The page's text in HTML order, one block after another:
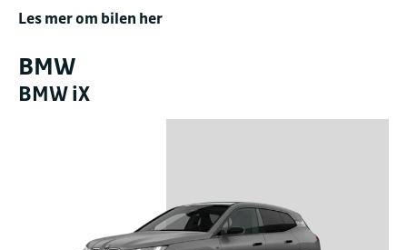
Les mer om bilen her
BMW
BMW iX